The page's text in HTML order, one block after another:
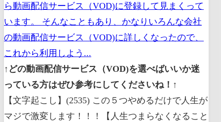
ら動画配信サービス（VOD)に登録して見まくって
います。 そんなこともあり、かなりいろんな会社
の動画配信サービス（VOD)に詳しくなったので、
これから利用しよう...
↑どの動画配信サービス（VOD)を選べばいいか迷
っている方はぜひ参考にしてくださいね！↑
【文字起こし】(2535) この５つやめるだけで人生が
マジで激変します！！！【人生つまらなくなること